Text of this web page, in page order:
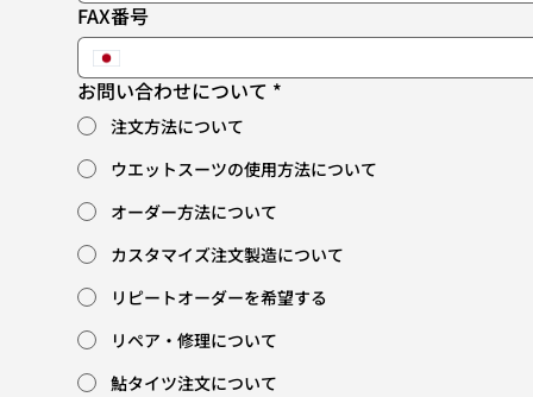
FAX番号
お問い合わせについて *
注文方法について
ウエットスーツの使用方法について
オーダー方法について
カスタマイズ注文製造について
リピートオーダーを希望する
リペア・修理について
鮎タイツ注文について